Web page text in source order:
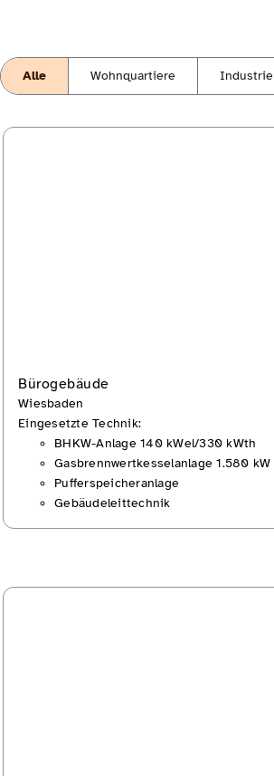
Alle Wohnquartiere Industrie
Bürogebäude
Wiesbaden
Eingesetzte Technik:
BHKW-Anlage 140 kWel/330 kWth
Gasbrennwertkesselanlage 1.580 kW
Pufferspeicheranlage
Gebäudeleittechnik